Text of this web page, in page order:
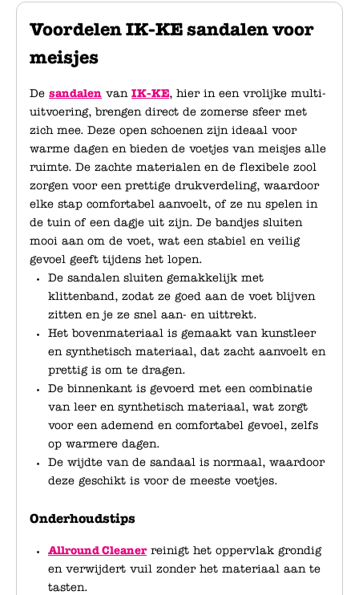
Voordelen IK-KE sandalen voor
meisjes
De sandalen van IK-KE, hier in een vrolijke multi-
uitvoering, brengen direct de zomerse sfeer met
zich mee. Deze open schoenen zijn ideaal voor
warme dagen en bieden de voetjes van meisjes alle
ruimte. De zachte materialen en de flexibele zool
zorgen voor een prettige drukverdeling, waardoor
elke stap comfortabel aanvoelt, of ze nu spelen in
de tuin of een dagje uit zijn. De bandjes sluiten
mooi aan om de voet, wat een stabiel en veilig
gevoel geeft tijdens het lopen.
De sandalen sluiten gemakkelijk met
klittenband, zodat ze goed aan de voet blijven
zitten en je ze snel aan- en uittrekt.
Het bovenmateriaal is gemaakt van kunstleer
en synthetisch materiaal, dat zacht aanvoelt en
prettig is om te dragen.
De binnenkant is gevoerd met een combinatie
van leer en synthetisch materiaal, wat zorgt
voor een ademend en comfortabel gevoel, zelfs
op warmere dagen.
De wijdte van de sandaal is normaal, waardoor
deze geschikt is voor de meeste voetjes.
Onderhoudstips
Allround Cleanerreinigt het oppervlak grondig
en verwijdert vuil zonder het materiaal aan te
tasten.